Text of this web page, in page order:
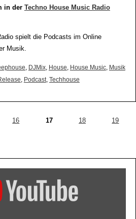
in der Techno House Music Radio
spielt die Podcasts im Online
Musik.
, DJMix, House, House Music, Musik
, Podcast, Techhouse
16 17 18 19